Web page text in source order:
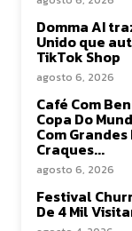
Domma AI
Unido que
TikTok Shop
agosto 6, 2026
Café Com
Copa Do
Com
Craques...
agosto 6, 2026
Festival
De 4 Mil